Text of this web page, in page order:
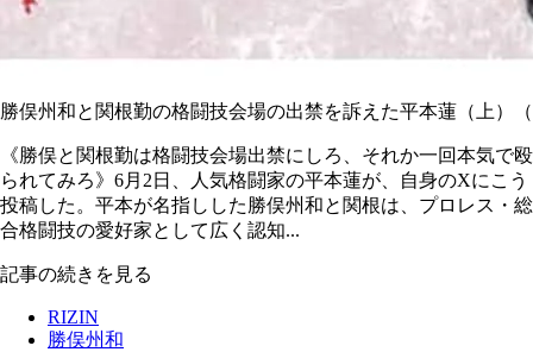
勝俣州和と関根勤の格闘技会場の出禁を訴えた平本蓮（上）
《勝俣と関根勤は格闘技会場出禁にしろ、それか一回本気で殴
られてみろ》6月2日、人気格闘家の平本蓮が、自身のXにこう
投稿した。平本が名指しした勝俣州和と関根は、プロレス・総
合格闘技の愛好家として広く認知...
記事の続きを見る
RIZIN
勝俣州和